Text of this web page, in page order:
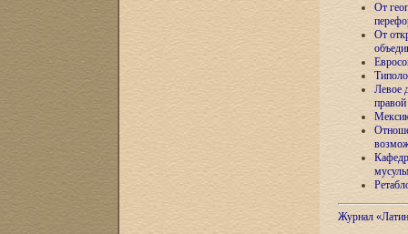
От
От
Левое
Журнал